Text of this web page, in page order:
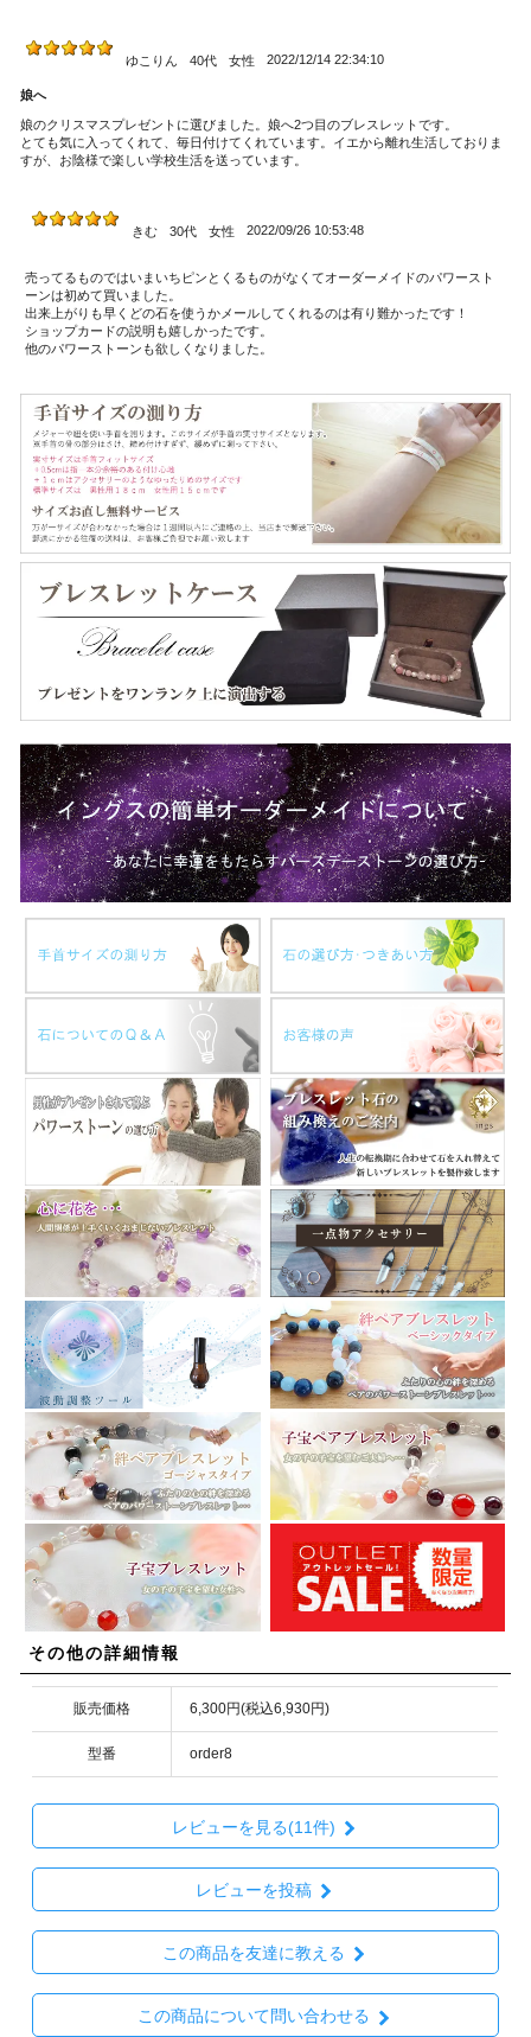
ゆこりん 40代 女性 2022/12/14 22:34:10
娘へ
娘のクリスマスプレゼントに選びました。娘へ2つ目のブレスレットです。
とても気に入ってくれて、毎日付けてくれています。イエから離れ生活しておりま
すが、お陰様で楽しい学校生活を送っています。
きむ 30代 女性 2022/09/26 10:53:48
売ってるものではいまいちピンとくるものがなくてオーダーメイドのパワースト
ーンは初めて買いました。
出来上がりも早くどの石を使うかメールしてくれるのは有り難かったです！
ショップカードの説明も嬉しかったです。
他のパワーストーンも欲しくなりました。
その他の詳細情報
販売価格 6,300円(税込6,930円)
型番 order8
レビューを見る(11件)
レビューを投稿
この商品を友達に教える
この商品について問い合わせる